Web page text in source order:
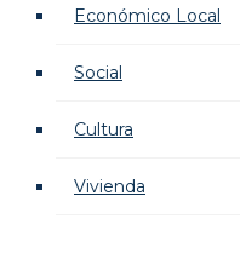
Económico Local
Social
Cultura
Vivienda